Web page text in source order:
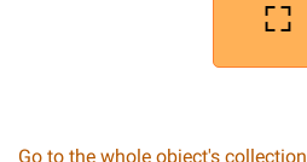
Go to the whole object's collection